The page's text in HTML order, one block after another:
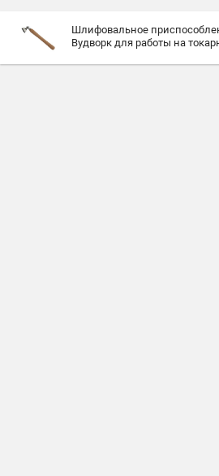
Шлифовальное
Вудворк для работы на